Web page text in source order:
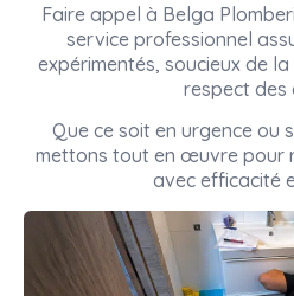
Faire appel à Belga
service professionnel
expérimentés, soucieux de
respect des
Que ce soit en urgence ou
mettons tout en œuvre pour
avec efficacité